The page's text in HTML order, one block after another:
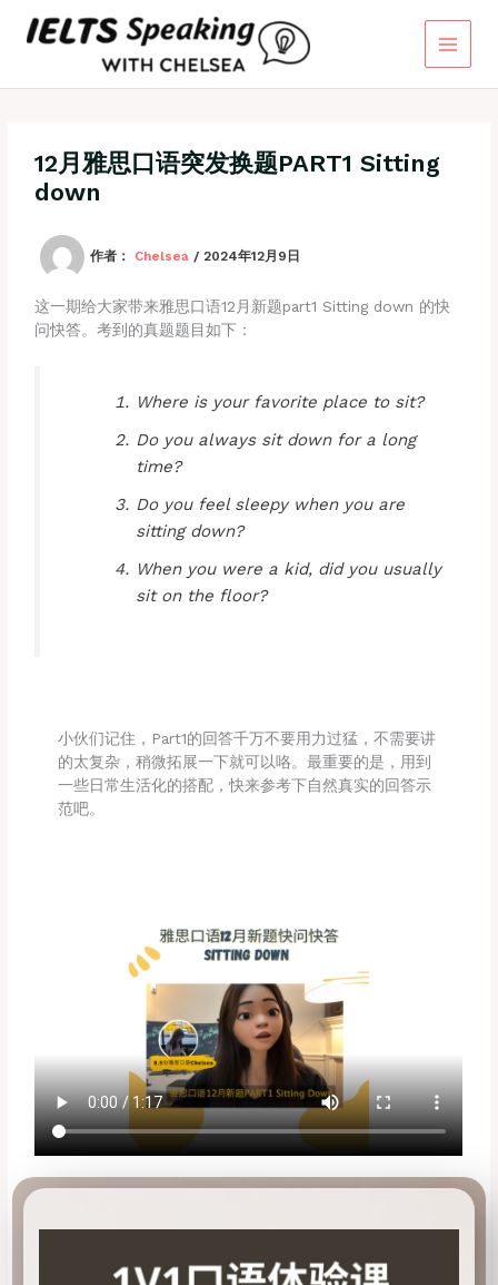
12月雅思口语突发换题PART1 Sitting
down
作者： Chelsea / 2024年12月9日
这一期给大家带来雅思口语12月新题part1 Sitting down 的快
问快答。考到的真题题目如下：
Where is your favorite place to sit?
Do you always sit down for a long
time?
Do you feel sleepy when you are
sitting down?
When you were a kid, did you usually
sit on the floor?
小伙们记住，Part1的回答千万不要用力过猛，不需要讲
的太复杂，稍微拓展一下就可以咯。最重要的是，用到
一些日常生活化的搭配，快来参考下自然真实的回答示
范吧。